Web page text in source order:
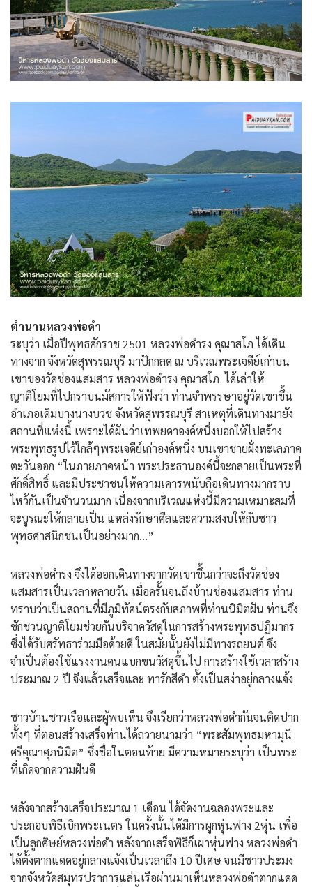
ตำนานหลวงพ่อดำ
ระบุว่า เมื่อปีพุทธศักราช 2501 หลวงพ่อดำรง คุณาสโภ ได้เดิน
ทางจาก จังหวัดสุพรรณบุรี มาปักกลด ณ บริเวณพระเจดีย์เก่าบน
เขาของวัดช่องแสมสาร หลวงพ่อดำรง คุณาสโภ ได้เล่าให้
ญาติโยมที่ไปกราบนมัสการให้ฟังว่า ท่านจำพรรษาอยู่วัดเขาขึ้น
อำเภอเดิมบางนางบวช จังหวัดสุพรรณบุรี สาเหตุที่เดินทางมายัง
สถานที่แห่งนี้ เพราะได้ฝันว่าเทพยดาองค์หนึ่งบอกให้ไปสร้าง
พระพุทธรูปไว้ใกล้ๆพระเจดีย์เก่าองค์หนึ่ง บนเขาชายฝั่งทะเลภาค
ตะวันออก “ในภายภาคหน้า พระประธานองค์นี้จะกลายเป็นพระที่
ศักดิ์สิทธิ์ และมีประชาชนให้ความเคารพนับถือเดินทางมากราบ
ไหว้กันเป็นจำนวนมาก เนื่องจากบริเวณแห่งนี้มีความเหมาะสมที่
จะบูรณะให้กลายเป็น แหล่งรักษาศีลและความสงบให้กับชาว
พุทธศาสนิกชนเป็นอย่างมาก…”
หลวงพ่อดำรง จึงได้ออกเดินทางจากวัดเขาขึ้นกว่าจะถึงวัดช่อง
แสมสารเป็นเวลาหลายวัน เมื่อครั้นจนถึงบ้านช่องแสมสาร ท่าน
ทราบว่าเป็นสถานที่มีภูมิทัศน์ตรงกับสภาพที่ท่านนิมิตฝัน ท่านจึง
ชักชวนญาติโยมช่วยกันบริจาควัสดุในการสร้างพระพุทธปฏิมากร
ซึ่งได้รับศรัทธาร่วมมือด้วยดี ในสมัยนั้นยังไม่มีทางรถยนต์ จึง
จำเป็นต้องใช้แรงงานคนแบกขนวัสดุขึ้นไป การสร้างใช้เวลาสร้าง
ประมาณ 2 ปี จึงแล้วเสร็จและ ทารักสีดำ ตั้งเป็นสง่าอยู่กลางแจ้ง
ชาวบ้านชาวเรือและผู้พบเห็น จึงเรียกว่าหลวงพ่อดำกันจนติดปาก
ทั้งๆ ที่ตอนสร้างเสร็จท่านได้ถวายนามว่า “พระสัมพุทธมหามุนี
ศรีคุณาศุภนิมิต” ซึ่งชื่อในตอนท้าย มีความหมายระบุว่า เป็นพระ
ที่เกิดจากความฝันดี
หลังจากสร้างเสร็จประมาณ 1 เดือน ได้จัดงานฉลองพระและ
ประกอบพิธีเบิกพระเนตร ในครั้งนั้นได้มีการผูกหุ่นฟาง 2หุ่น เพื่อ
เป็นลูกศิษย์หลวงพ่อดำ หลังจากเสร็จพิธีก็เผาหุ่นฟาง หลวงพ่อดำ
ได้ตั้งตากแดดอยู่กลางแจ้งเป็นเวลาถึง 10 ปีเศษ จนมีชาวประมง
จากจังหวัดสมุทรปราการแล่นเรือผ่านมาเห็นหลวงพ่อดำตากแดด